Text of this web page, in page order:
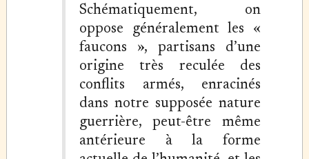
Schématiquement, on
oppose généralement les «
faucons », partisans d’une
origine très reculée des
conflits armés, enracinés
dans notre supposée nature
guerrière, peut-être même
antérieure à la forme